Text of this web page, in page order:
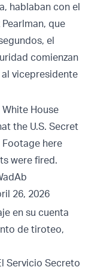
hablaban con el
que
el
comienzan
vicepresidente
House
the U.S. Secret
here
were fired.
26, 2026
en su cuenta
de tiroteo,
Servicio Secreto